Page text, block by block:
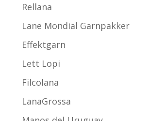
Rellana
Lane Mondial Garnpakker
Effektgarn
Lett Lopi
Filcolana
LanaGrossa